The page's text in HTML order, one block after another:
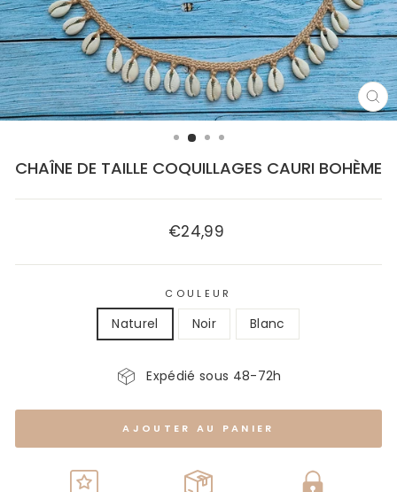
CHAÎNE DE TAILLE COQUILLAGES CAURI BOHÈME
Prix
€24,99
COULEUR
Naturel Noir Blanc
Expédié sous 48-72h
AJOUTER AU PANIER